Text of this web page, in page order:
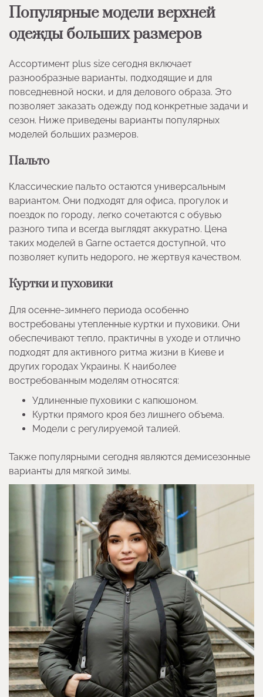
Популярные модели верхней
одежды больших размеров
Ассортимент plus size сегодня включает
разнообразные варианты, подходящие и для
повседневной носки, и для делового образа. Это
позволяет заказать одежду под конкретные задачи и
сезон. Ниже приведены варианты популярных
моделей больших размеров.
Пальто
Классические пальто остаются универсальным
вариантом. Они подходят для офиса, прогулок и
поездок по городу, легко сочетаются с обувью
разного типа и всегда выглядят аккуратно. Цена
таких моделей в Garne остается доступной, что
позволяет купить недорого, не жертвуя качеством.
Куртки и пуховики
Для осенне-зимнего периода особенно
востребованы утепленные куртки и пуховики. Они
обеспечивают тепло, практичны в уходе и отлично
подходят для активного ритма жизни в Киеве и
других городах Украины. К наиболее
востребованным моделям относятся:
Удлиненные пуховики с капюшоном.
Куртки прямого кроя без лишнего объема.
Модели с регулируемой талией.
Также популярными сегодня являются демисезонные
варианты для мягкой зимы.